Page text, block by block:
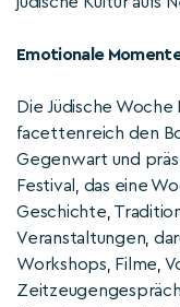
Emotionale
Die Jüdische
facettenreich den
Gegenwart und
Festival, das eine
Geschichte,
Veranstaltungen,
Workshops, Filme,